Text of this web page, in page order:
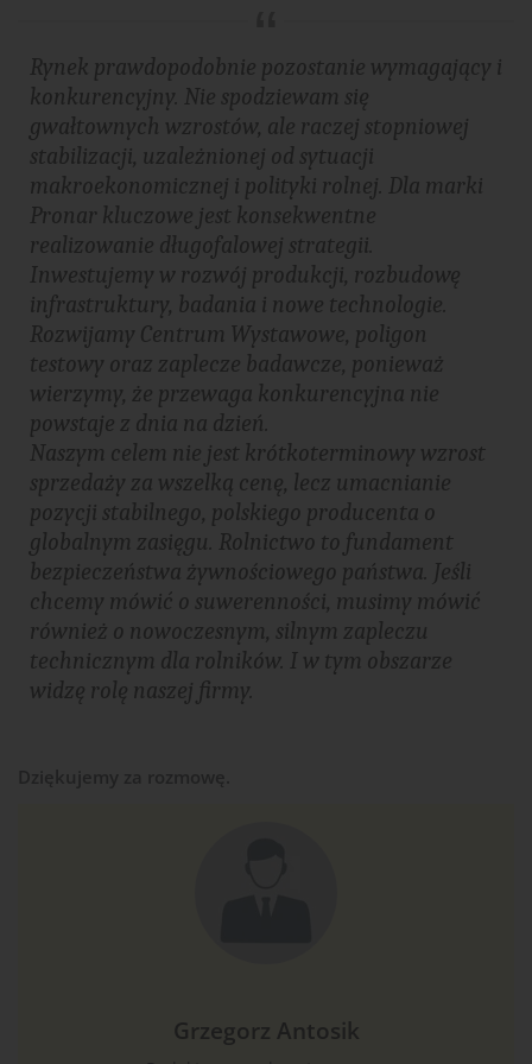
Rynek prawdopodobnie pozostanie wymagający i
konkurencyjny. Nie spodziewam się
gwałtownych wzrostów, ale raczej stopniowej
stabilizacji, uzależnionej od sytuacji
makroekonomicznej i polityki rolnej. Dla marki
Pronar kluczowe jest konsekwentne
realizowanie długofalowej strategii.
Inwestujemy w rozwój produkcji, rozbudowę
infrastruktury, badania i nowe technologie.
Rozwijamy Centrum Wystawowe, poligon
testowy oraz zaplecze badawcze, ponieważ
wierzymy, że przewaga konkurencyjna nie
powstaje z dnia na dzień.
Naszym celem nie jest krótkoterminowy wzrost
sprzedaży za wszelką cenę, lecz umacnianie
pozycji stabilnego, polskiego producenta o
globalnym zasięgu. Rolnictwo to fundament
bezpieczeństwa żywnościowego państwa. Jeśli
chcemy mówić o suwerenności, musimy mówić
również o nowoczesnym, silnym zapleczu
technicznym dla rolników. I w tym obszarze
widzę rolę naszej firmy.
Grzegorz Antosik